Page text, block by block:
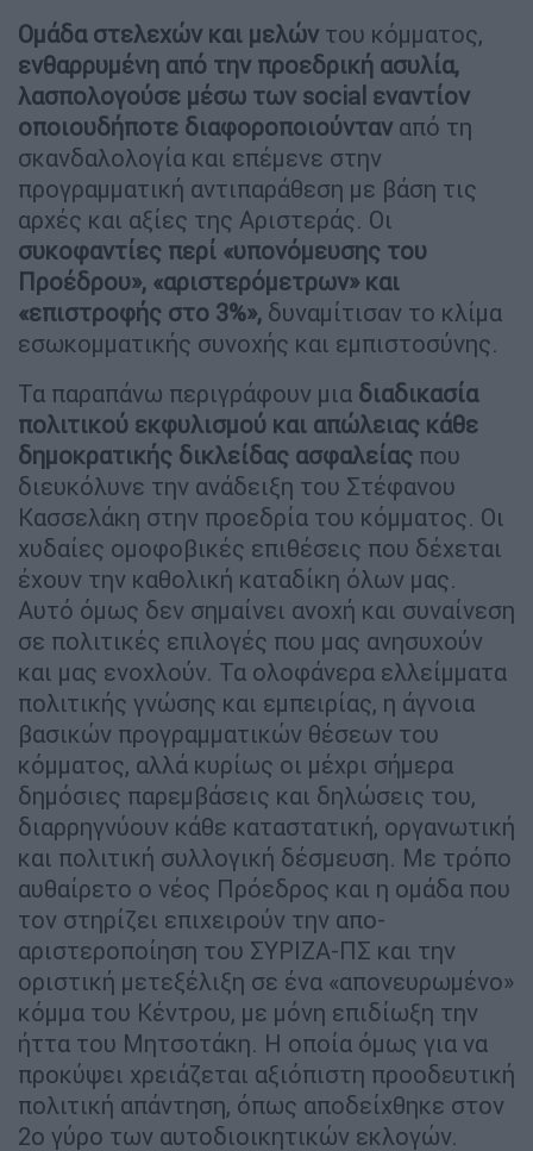
Ομάδα στελεχών και μελών του κόμματος,
ενθαρρυμένη από την προεδρική ασυλία,
λασπολογούσε μέσω των social εναντίον
οποιουδήποτε διαφοροποιούνταν από τη
σκανδαλολογία και επέμενε στην
προγραμματική αντιπαράθεση με βάση τις
αρχές και αξίες της Αριστεράς. Οι
συκοφαντίες περί «υπονόμευσης του
Προέδρου», «αριστερόμετρων» και
«επιστροφής στο 3%», δυναμίτισαν το κλίμα
εσωκομματικής συνοχής και εμπιστοσύνης.
Τα παραπάνω περιγράφουν μια διαδικασία
πολιτικού εκφυλισμού και απώλειας κάθε
δημοκρατικής δικλείδας ασφαλείας που
διευκόλυνε την ανάδειξη του Στέφανου
Κασσελάκη στην προεδρία του κόμματος. Οι
χυδαίες ομοφοβικές επιθέσεις που δέχεται
έχουν την καθολική καταδίκη όλων μας.
Αυτό όμως δεν σημαίνει ανοχή και συναίνεση
σε πολιτικές επιλογές που μας ανησυχούν
και μας ενοχλούν. Τα ολοφάνερα ελλείμματα
πολιτικής γνώσης και εμπειρίας, η άγνοια
βασικών προγραμματικών θέσεων του
κόμματος, αλλά κυρίως οι μέχρι σήμερα
δημόσιες παρεμβάσεις και δηλώσεις του,
διαρρηγνύουν κάθε καταστατική, οργανωτική
και πολιτική συλλογική δέσμευση. Με τρόπο
αυθαίρετο ο νέος Πρόεδρος και η ομάδα που
τον στηρίζει επιχειρούν την απο-
αριστεροποίηση του ΣΥΡΙΖΑ-ΠΣ και την
οριστική μετεξέλιξη σε ένα «απονευρωμένο»
κόμμα του Κέντρου, με μόνη επιδίωξη την
ήττα του Μητσοτάκη. Η οποία όμως για να
προκύψει χρειάζεται αξιόπιστη προοδευτική
πολιτική απάντηση, όπως αποδείχθηκε στον
2ο γύρο των αυτοδιοικητικών εκλογών.